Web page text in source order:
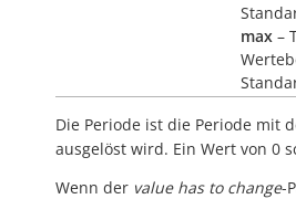
max –
Die Periode ist die Periode mit
ausgelöst wird. Ein Wert von 0
Wenn der value has to change-